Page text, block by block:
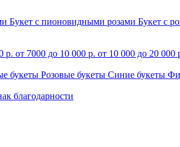
Букет с пионовидными розами Букет с
р. от 7000 до 10 000 р. от 10 000 до 20 000
букеты Розовые букеты Синие букеты
благодарности